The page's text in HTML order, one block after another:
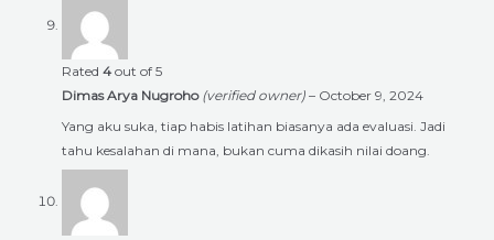
Rated 4 out of 5
Dimas Arya Nugroho (verified owner) – October 9, 2024
Yang aku suka, tiap habis latihan biasanya ada evaluasi. Jadi
tahu kesalahan di mana, bukan cuma dikasih nilai doang.